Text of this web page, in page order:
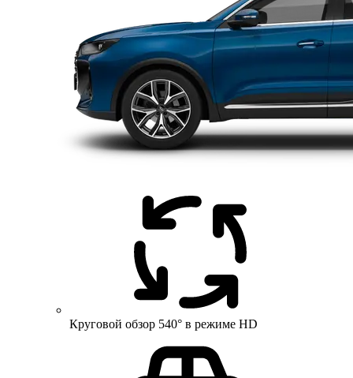
Круговой обзор 540° в режиме HD